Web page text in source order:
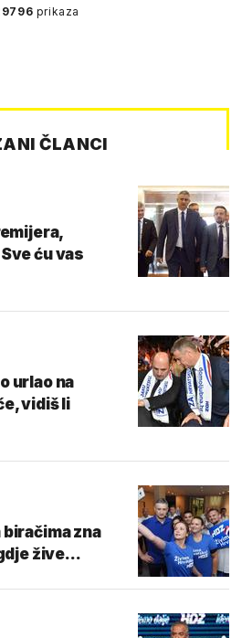
prikaza
ČLANCI
ću vas
urlao na
vidiš li
zna
žive...